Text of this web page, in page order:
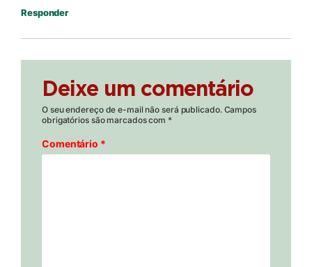
Responder
Deixe um comentário
O seu endereço de e-mail não será publicado. Campos
obrigatórios são marcados com *
Comentário *